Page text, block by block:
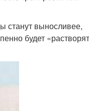
станут выносливее,
будет